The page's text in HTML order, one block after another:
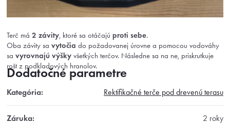
Terč má 2 závity , ktoré sa otáčajú proti sebe.
Oba závity sa vytočia do požadovanej úrovne a pomocou vodováhy
sa vyrovnajú výšky všetkých terčov. Následne sa na ne, priskrutkuje
rošt z podkladových hranolov.
Dodatočné parametre
Kategória: Rektifikačné terče pod drevenú terasu
Záruka: 2 roky